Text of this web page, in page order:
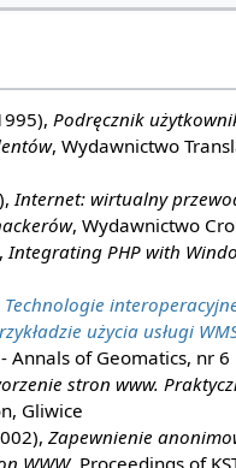
Podręcznik
, Wydawnictwo
Internet: wirtualny
, Wydawnictwo
Integrating PHP with
Technologie
użycia usługi
Annals of Geomatics, nr 6
stron www.
Gliwice
Zapewnienie